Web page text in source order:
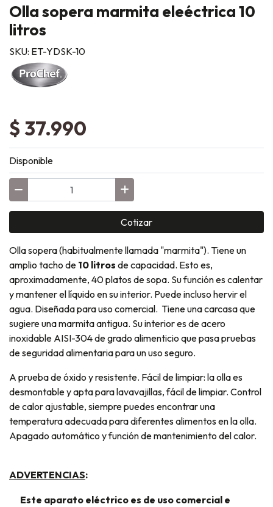
Olla sopera marmita eleéctrica 10
litros
SKU: ET-YDSK-10
$ 37.990
Disponible
Cotizar
Olla sopera (habitualmente llamada "marmita"). Tiene un
amplio tacho de 10 litros de capacidad. Esto es,
aproximadamente, 40 platos de sopa. Su función es calentar
y mantener el líquido en su interior. Puede incluso hervir el
agua. Diseñada para uso comercial. Tiene una carcasa que
sugiere una marmita antigua. Su interior es de acero
inoxidable AISI-304 de grado alimenticio que pasa pruebas
de seguridad alimentaria para un uso seguro.
A prueba de óxido y resistente. Fácil de limpiar: la olla es
desmontable y apta para lavavajillas, fácil de limpiar. Control
de calor ajustable, siempre puedes encontrar una
temperatura adecuada para diferentes alimentos en la olla.
Apagado automático y función de mantenimiento del calor.
ADVERTENCIAS:
Este aparato eléctrico es de uso comercial e